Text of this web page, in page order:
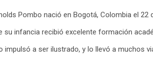
Pombo nació en Bogotá, Colombia el 22
su infancia recibió excelente formación
impulsó a ser ilustrado, y lo llevó a muchos